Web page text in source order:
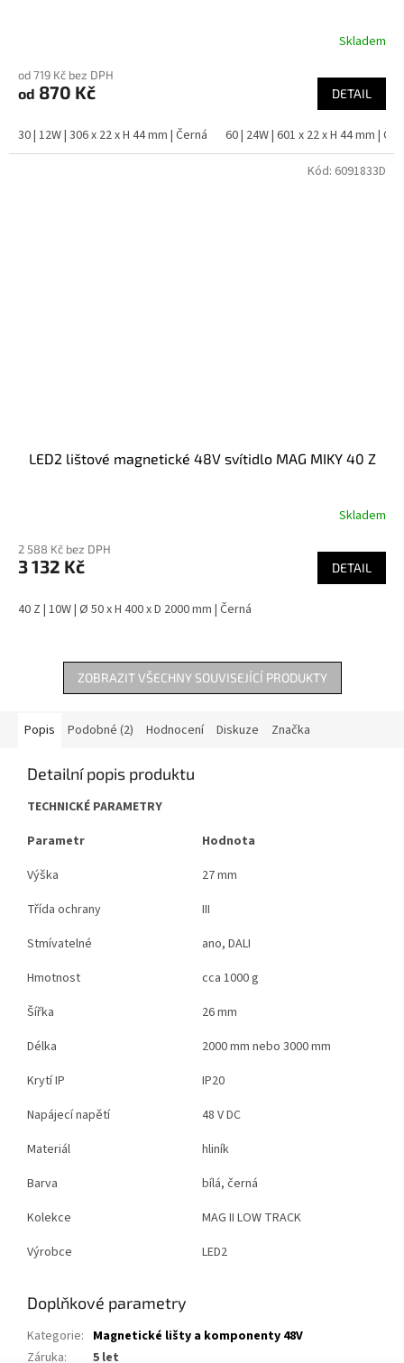
Skladem
od 719 Kč bez DPH
od 870 Kč DETAIL
30 | 12W | 306 x 22 x H 44 mm | Černá 60 | 24W | 601 x 22 x H 44 mm |
LED2 lištové magnetické 48V svítidlo MAG MIKY 40 Z
Skladem
2 588 Kč bez DPH
3 132 Kč DETAIL
40 Z | 10W | Ø 50 x H 400 x D 2000 mm | Černá
Kód: 6091833D
ZOBRAZIT VŠECHNY SOUVISEJÍCÍ PRODUKTY
Popis Podobné (2) Hodnocení Diskuze Značka
Detailní popis produktu
TECHNICKÉ PARAMETRY
Parametr
Hodnota
Výška
27 mm
Třída ochrany
III
Stmívatelné
ano, DALI
Hmotnost
cca 1000 g
Šířka
26 mm
Délka
2000 mm nebo 3000 mm
Krytí IP
IP20
Napájecí napětí
48 V DC
Materiál
hliník
Barva
bílá, černá
Kolekce
MAG II LOW TRACK
Výrobce
LED2
Doplňkové parametry
Kategorie: Magnetické lišty a komponenty 48V
Záruka: 5 let